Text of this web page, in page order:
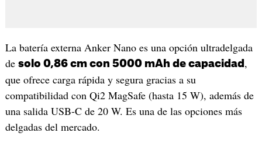
La batería externa Anker Nano es una opción ultradelgada
de solo 0,86 cm con 5000 mAh de capacidad ,
que ofrece carga rápida y segura gracias a su
compatibilidad con Qi2 MagSafe (hasta 15 W), además de
una salida USB-C de 20 W. Es una de las opciones más
delgadas del mercado.